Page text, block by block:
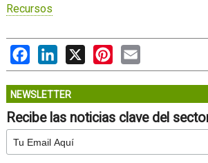
Recursos
FacebookLinkedIn
X PinterestEmail
NEWSLETTER
Recibe las noticias clave del